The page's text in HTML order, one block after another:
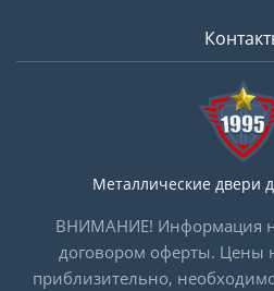
Металлические двери
ВНИМАНИЕ! Информация
договором оферты. Цены
приблизительно,